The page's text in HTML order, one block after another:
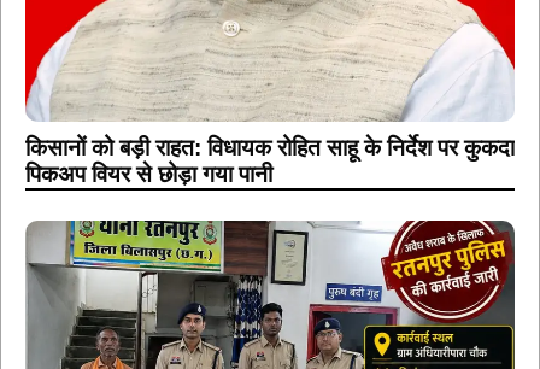
किसानों को बड़ी राहत: विधायक रोहित साहू के निर्देश पर कुकदा
पिकअप वियर से छोड़ा गया पानी